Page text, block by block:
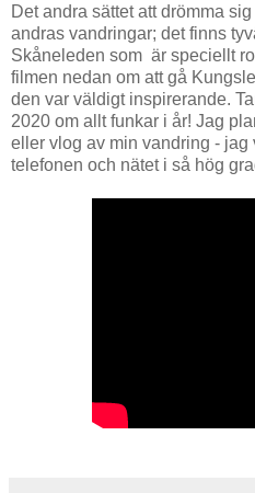
Det andra sättet att drömma
andras vandringar; det finns
Skåneleden som är speciellt
filmen nedan om att gå
den var väldigt inspirerande.
2020 om allt funkar i år! Jag
eller vlog av min vandring - jag
telefonen och nätet i så hög